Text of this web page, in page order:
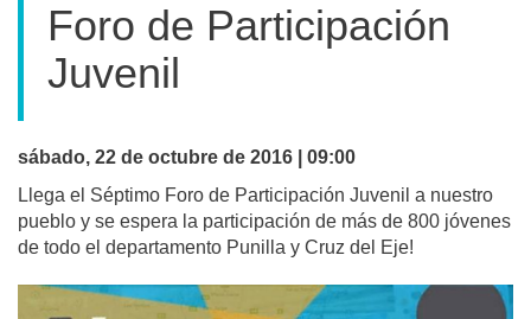
Foro de Participación
Juvenil
sábado, 22 de octubre de 2016 | 09:00
Llega el Séptimo Foro de Participación Juvenil a nuestro
pueblo y se espera la participación de más de 800 jóvenes
de todo el departamento Punilla y Cruz del Eje!